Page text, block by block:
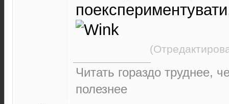
Читать гораздо труднее,
полезнее